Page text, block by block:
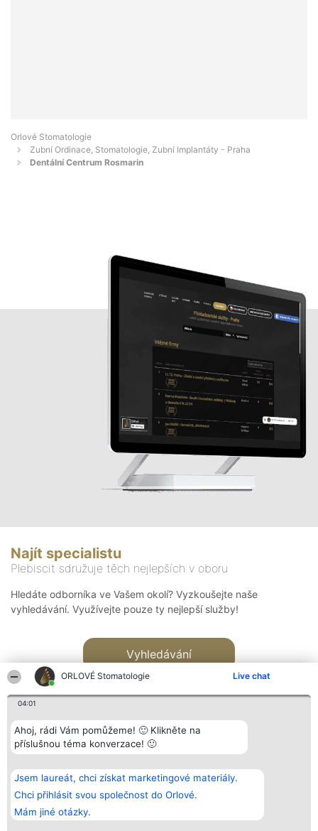
ORLOVÉ Stomatologie Live chat
04:01
Ahoj, rádi Vám pomůžeme! 🙂 Klikněte na
příslušnou téma konverzace! 🙂
Jsem laureát, chci získat marketingové materiály.
Chci přihlásit svou společnost do Orlové.
Mám jiné otázky.
Orlové Stomatologie
Zubní Ordinace, Stomatologie, Zubní Implantáty - Praha
Dentální Centrum Rosmarin
Najít specialistu
Plebiscit sdružuje těch nejlepších v oboru
Hledáte odborníka ve Vašem okolí? Vyzkoušejte naše
vyhledávání. Využívejte pouze ty nejlepší služby!
Vyhledávání
Bright Side Solutions sp. z o.
o. sp. k.
ul. Ruska 22
Wrocław 50-079
KRS 0000749100 | Regon
381313360 | NIP 8943132676
Vítězové
Seznam všech
laureátů
Zásady
Zásady
Kontakt